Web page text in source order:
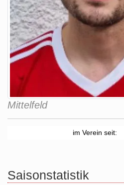
Mittelfeld
im Verein seit:
Saisonstatistik